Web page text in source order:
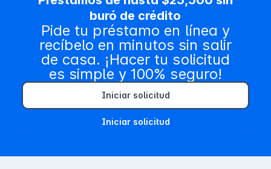
buró de crédito
Pide tu préstamo en línea y
recíbelo en minutos sin salir
de casa. ¡Hacer tu solicitud
es simple y 100% seguro!
Iniciar solicitud
Iniciar solicitud
Contenido relacionado